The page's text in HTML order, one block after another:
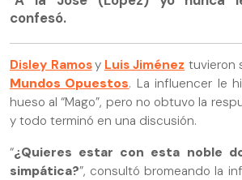
confesó.
Disley Ramosy Luis Jiménez tuvieron
Mundos Opuestos. La influencer le
hueso al “Mago”, pero no obtuvo la
y todo terminó en una discusión.
“¿Quieres estar con esta noble
simpática?”, consultó bromeando la